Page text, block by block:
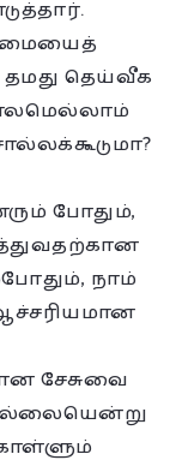
தமது தெய்வீக
போதும்,
நாம்
சேசுவை